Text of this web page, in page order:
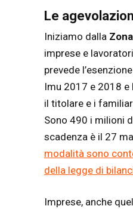
Le
Iniziamo dalla
imprese e
prevede
Imu 2017 e 2018 e
il titolare e i
Sono 490 i milioni
scadenza è il 27
modalità sono
della legge di
Imprese, anche